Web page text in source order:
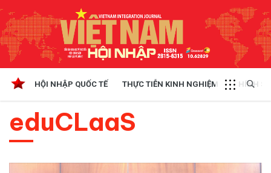
HỘI NHẬP QUỐC TẾ THỰC TIỄN KINH NGHIỆM CHÍNH
eduCLaaS